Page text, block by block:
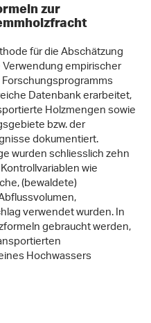
zur
für die Abschätzung
empirischer
Datenbank erarbeitet,
Holzmengen sowie
bzw. der
dokumentiert.
wurden schliesslich zehn
wie
(bewaldete)
verwendet wurden. In
gebraucht werden,
Hochwassers